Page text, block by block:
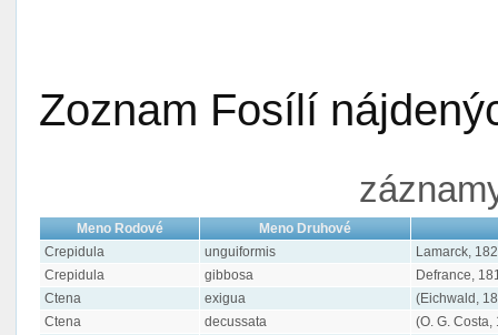
Zoznam Fosílí
Meno Rodové
Meno Druhové
Crepidula
unguiformis
Lamarck,
Crepidula
gibbosa
Defrance,
Ctena
exigua
(Eichwald,
Ctena
decussata
(O. G. Costa,